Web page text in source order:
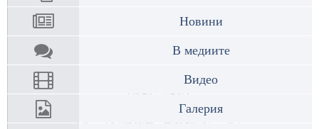
Новини
В медиите
Видео
Галерия